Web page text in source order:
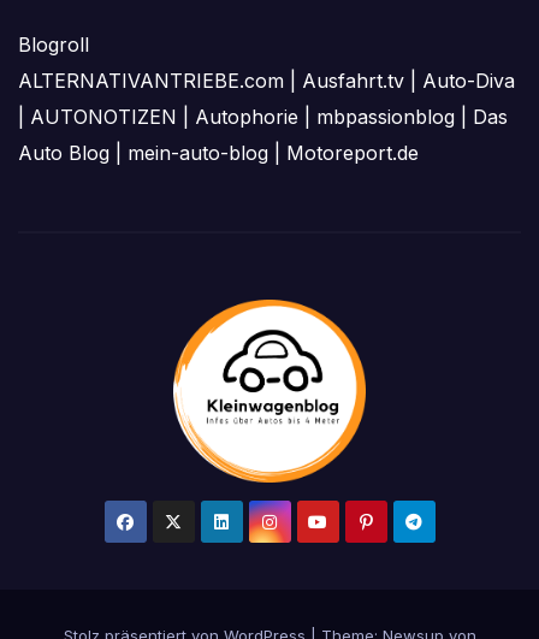
Blogroll
ALTERNATIVANTRIEBE.com
Ausfahrt.tv
Auto-Diva
AUTONOTIZEN Autophorie mbpassionblog
Das
Auto Blog
mein-auto-blog Motoreport.de
Stolz präsentiert von WordPress Theme: Newsup von